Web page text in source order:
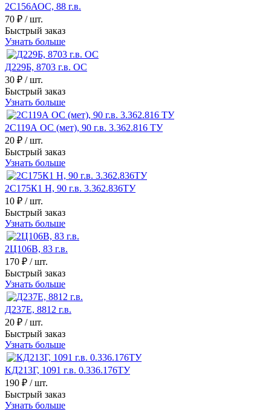
2С156АОС, 88 г.в.
70 ₽ / шт.
Быстрый заказ
Узнать больше
Д229Б, 8703 г.в. ОС
30 ₽ / шт.
Быстрый заказ
Узнать больше
2С119А ОС (мет), 90 г.в. 3.362.816 ТУ
20 ₽ / шт.
Быстрый заказ
Узнать больше
2С175К1 Н, 90 г.в. 3.362.836ТУ
10 ₽ / шт.
Быстрый заказ
Узнать больше
2Ц106В, 83 г.в.
170 ₽ / шт.
Быстрый заказ
Узнать больше
Д237Е, 8812 г.в.
20 ₽ / шт.
Быстрый заказ
Узнать больше
КД213Г, 1091 г.в. 0.336.176ТУ
190 ₽ / шт.
Быстрый заказ
Узнать больше